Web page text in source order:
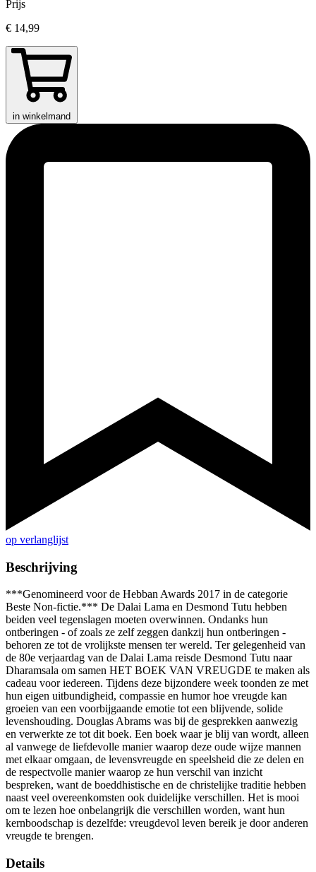
Prijs
€ 14,99
in winkelmand
op verlanglijst
Beschrijving
***Genomineerd voor de Hebban Awards 2017 in de categorie
Beste Non-fictie.*** De Dalai Lama en Desmond Tutu hebben
beiden veel tegenslagen moeten overwinnen. Ondanks hun
ontberingen - of zoals ze zelf zeggen dankzij hun ontberingen -
behoren ze tot de vrolijkste mensen ter wereld. Ter gelegenheid van
de 80e verjaardag van de Dalai Lama reisde Desmond Tutu naar
Dharamsala om samen HET BOEK VAN VREUGDE te maken als
cadeau voor iedereen. Tijdens deze bijzondere week toonden ze met
hun eigen uitbundigheid, compassie en humor hoe vreugde kan
groeien van een voorbijgaande emotie tot een blijvende, solide
levenshouding. Douglas Abrams was bij de gesprekken aanwezig
en verwerkte ze tot dit boek. Een boek waar je blij van wordt, alleen
al vanwege de liefdevolle manier waarop deze oude wijze mannen
met elkaar omgaan, de levensvreugde en speelsheid die ze delen en
de respectvolle manier waarop ze hun verschil van inzicht
bespreken, want de boeddhistische en de christelijke traditie hebben
naast veel overeenkomsten ook duidelijke verschillen. Het is mooi
om te lezen hoe onbelangrijk die verschillen worden, want hun
kernboodschap is dezelfde: vreugdevol leven bereik je door anderen
vreugde te brengen.
Details